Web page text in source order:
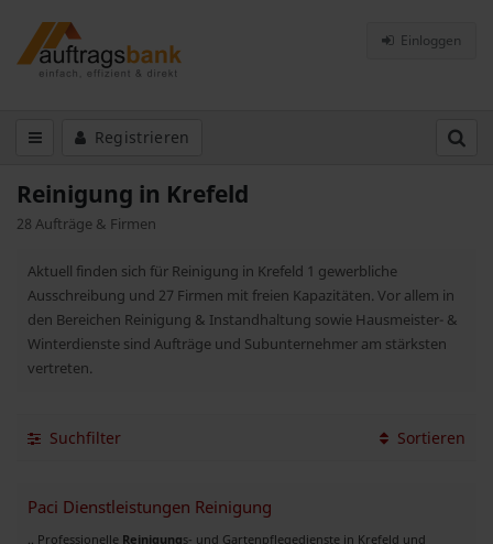
Einloggen
Registrieren
Reinigung in Krefeld
28 Aufträge & Firmen
Aktuell finden sich für Reinigung in Krefeld 1 gewerbliche
Ausschreibung und 27 Firmen mit freien Kapazitäten. Vor allem in
den Bereichen Reinigung & Instandhaltung sowie Hausmeister- &
Winterdienste sind Aufträge und Subunternehmer am stärksten
vertreten.
Suchfilter Sortieren
Paci Dienstleistungen Reinigung
.. Professionelle Reinigungs- und Gartenpflegedienste in Krefeld und